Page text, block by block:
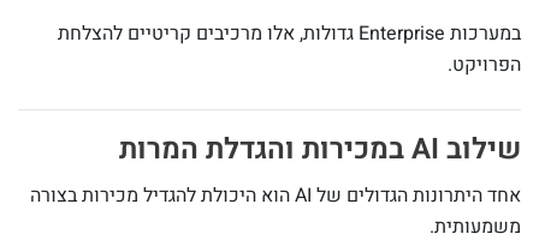
במערכות Enterprise גדולות, אלו מרכיבים קריטיים להצלחת
הפרויקט.
שילוב AI במכירות והגדלת המרות
אחד היתרונות הגדולים של AI הוא היכולת להגדיל מכירות בצורה
משמעותית.